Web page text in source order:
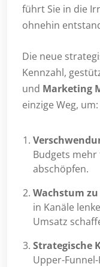
führt Sie in die
ohnehin
Die neue
Kennzahl,
und Marketing
einzige Weg, um:
Budgets
abschöpfen.
Wachstum
in Kanäle
Umsatz
Strategische
Upper-